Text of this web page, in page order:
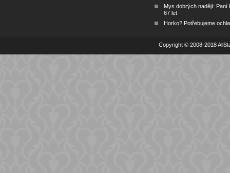
Mys dobrých nadějí: Paní
67 let
Horko? Potřebujeme
Copyright © 2008-2018